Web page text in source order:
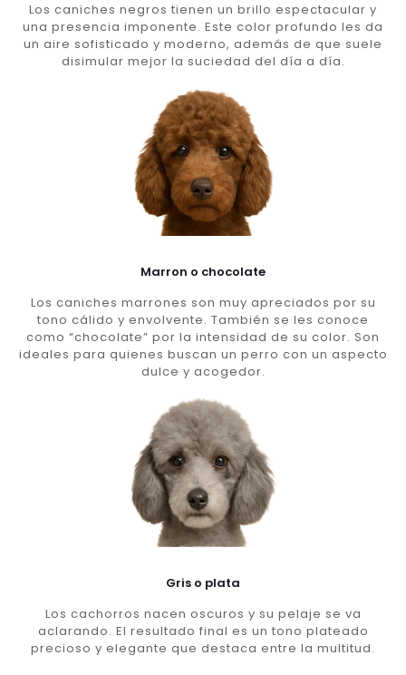
Los caniches negros tienen un brillo espectacular y
una presencia imponente. Este color profundo les da
un aire sofisticado y moderno, además de que suele
disimular mejor la suciedad del día a día.
Marron o chocolate
Los caniches marrones son muy apreciados por su
tono cálido y envolvente. También se les conoce
como “chocolate” por la intensidad de su color. Son
ideales para quienes buscan un perro con un aspecto
dulce y acogedor.
Gris o plata
Los cachorros nacen oscuros y su pelaje se va
aclarando. El resultado final es un tono plateado
precioso y elegante que destaca entre la multitud.